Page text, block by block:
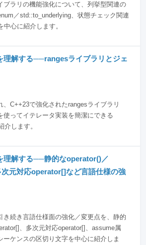
ブラリの機能強化について、列挙型関連の
／std::to_underlying、状態チェック関連
心に紹介します。
理解する──rangesライブラリとジェ
、C++23で強化されたrangesライブラリ
使ってイテレータ実装を簡潔にできる
介します。
理解する──静的なoperator()／
元対応operator[]など言語仕様の強
き続き言語仕様面の強化／変更点を、静的
、多次元対応operator[]、assume属
ーケンスの区切り文字を中心に紹介しま